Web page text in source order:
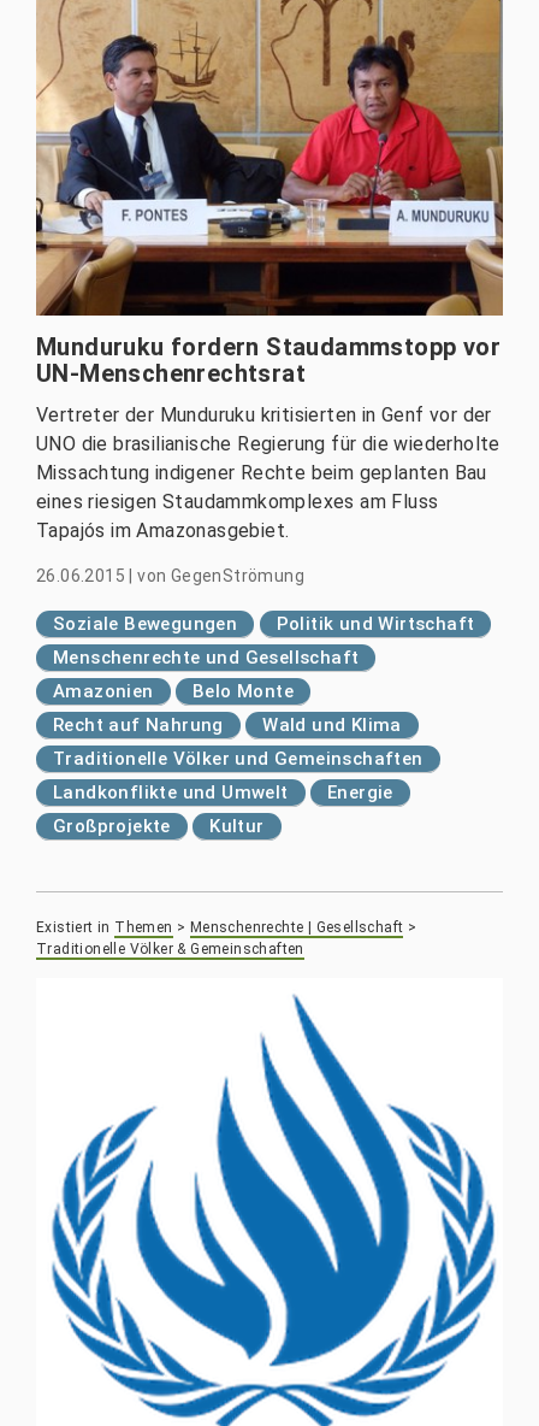
Munduruku fordern Staudammstopp vor
UN-Menschenrechtsrat
Vertreter der Munduruku kritisierten in Genf vor der
UNO die brasilianische Regierung für die wiederholte
Missachtung indigener Rechte beim geplanten Bau
eines riesigen Staudammkomplexes am Fluss
Tapajós im Amazonasgebiet.
26.06.2015 |von GegenStrömung
Soziale Bewegungen
Politik und Wirtschaft
Menschenrechte und Gesellschaft
Amazonien
Belo Monte
Recht auf Nahrung
Wald und Klima
Traditionelle Völker und Gemeinschaften
Landkonflikte und Umwelt
Energie
Großprojekte
Kultur
Existiert in Themen > Menschenrechte | Gesellschaft >
Traditionelle Völker & Gemeinschaften